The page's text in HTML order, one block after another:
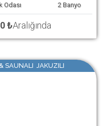
Odası 2 Banyo
₺Aralığında
SAUNALI JAKUZILI